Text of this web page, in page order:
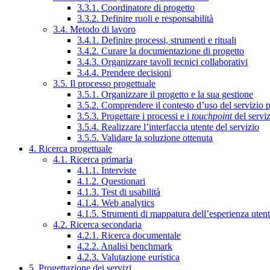
3.3.1. Coordinatore di progetto
3.3.2. Definire ruoli e responsabilità
3.4. Metodo di lavoro
3.4.1. Definire processi, strumenti e rituali
3.4.2. Curare la documentazione di progetto
3.4.3. Organizzare tavoli tecnici collaborativi
3.4.4. Prendere decisioni
3.5. Il processo progettuale
3.5.1. Organizzare il progetto e la sua gestione
3.5.2. Comprendere il contesto d’uso del servizio
3.5.3. Progettare i processi e i touchpointdel
3.5.4. Realizzare l’interfaccia utente del servizio
3.5.5. Validare la soluzione ottenuta
4. Ricerca progettuale
4.1. Ricerca primaria
4.1.1. Interviste
4.1.2. Questionari
4.1.3. Test di usabilità
4.1.4. Web analytics
4.1.5. Strumenti di mappatura dell’esperienza
4.2. Ricerca secondaria
4.2.1. Ricerca documentale
4.2.2. Analisi benchmark
4.2.3. Valutazione euristica
5. Progettazione dei servizi